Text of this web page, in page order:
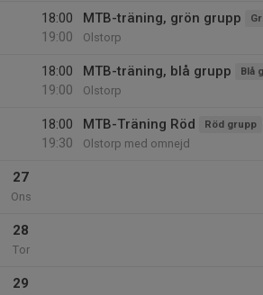
18:00
19:00
MTB-träning, grön grupp
Olstorp
18:00
19:00
MTB-träning, blå grupp Blå
Olstorp
18:00
19:30
MTB-Träning Röd Röd grupp
Olstorp med omnejd
27
Ons
28
Tor
29